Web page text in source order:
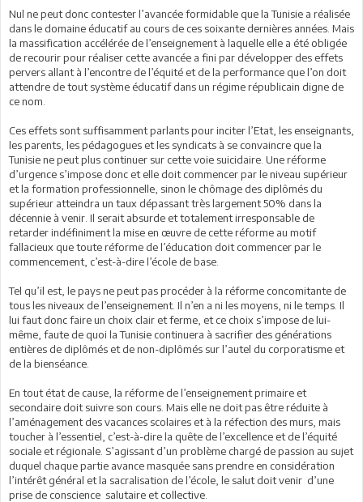
Nul ne peut donc contester l’avancée formidable que la Tunisie a réalisée
dans le domaine éducatif au cours de ces soixante dernières années. Mais
la massification accélérée de l’enseignement à laquelle elle a été obligée
de recourir pour réaliser cette avancée a fini par développer des effets
pervers allant à l’encontre de l’équité et de la performance que l’on doit
attendre de tout système éducatif dans un régime républicain digne de
ce nom.
Ces effets sont suffisamment parlants pour inciter l’Etat, les enseignants,
les parents, les pédagogues et les syndicats à se convaincre que la
Tunisie ne peut plus continuer sur cette voie suicidaire. Une réforme
d’urgence s’impose donc et elle doit commencer par le niveau supérieur
et la formation professionnelle, sinon le chômage des diplômés du
supérieur atteindra un taux dépassant très largement 50% dans la
décennie à venir. Il serait absurde et totalement irresponsable de
retarder indéfiniment la mise en œuvre de cette réforme au motif
fallacieux que toute réforme de l’éducation doit commencer par le
commencement, c’est-à-dire l’école de base.
Tel qu’il est, le pays ne peut pas procéder à la réforme concomitante de
tous les niveaux de l’enseignement. Il n’en a ni les moyens, ni le temps. Il
lui faut donc faire un choix clair et ferme, et ce choix s’impose de lui-
même, faute de quoi la Tunisie continuera à sacrifier des générations
entières de diplômés et de non-diplômés sur l’autel du corporatisme et
de la bienséance.
En tout état de cause, la réforme de l’enseignement primaire et
secondaire doit suivre son cours. Mais elle ne doit pas être réduite à
l’aménagement des vacances scolaires et à la réfection des murs, mais
toucher à l’essentiel, c’est-à-dire la quête de l’excellence et de l’équité
sociale et régionale. S’agissant d’un problème chargé de passion au sujet
duquel chaque partie avance masquée sans prendre en considération
l’intérêt général et la sacralisation de l’école, le salut doit venir d’une
prise de conscience salutaire et collective.